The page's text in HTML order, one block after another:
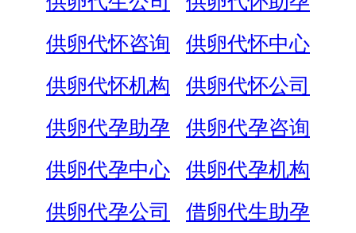
供卵代怀咨询
供卵代怀中心
供卵代怀机构
供卵代怀公司
供卵代孕助孕
供卵代孕咨询
供卵代孕中心
供卵代孕机构
供卵代孕公司
借卵代生助孕